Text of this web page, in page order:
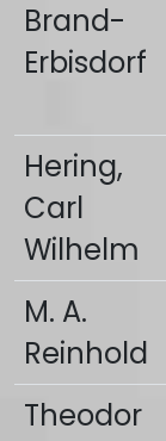
Brand-
Erbisdorf
Hering,
Carl
Wilhelm
M. A.
Reinhold
Theodor